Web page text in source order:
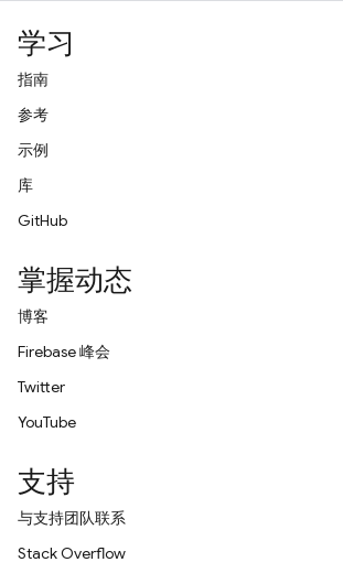
学习
指南
参考
示例
库
GitHub
掌握动态
博客
Firebase 峰会
Twitter
YouTube
支持
与支持团队联系
Stack Overflow